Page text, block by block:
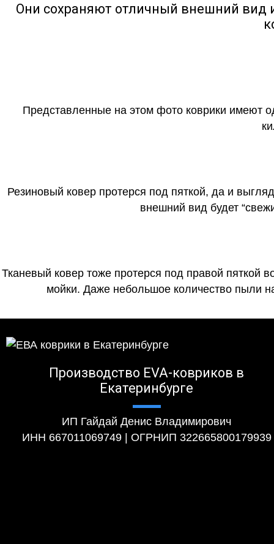
Они сохраняют отличный внешний вид
Представленные на этом фото коврики имеют
Резиновый ковер протерся под пяткой, да и
внешний вид будет
Тканевый ковер тоже протерся под правой пяткой
мойки. Даже небольшое количество пыли
Производство EVA-ковриков в
Екатеринбурге
ИП Гайдай Денис Владимирович
ИНН 667011069749 | ОГРНИП 322665800179939